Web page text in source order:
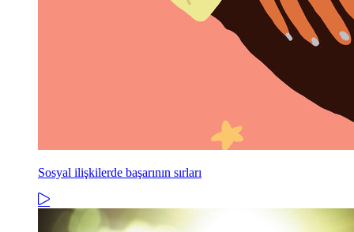
Sosyal ilişkilerde başarının sırları